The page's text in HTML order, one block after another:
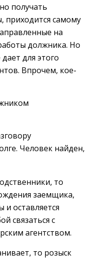
получать
приходится самому
на
должника. Но
для этого
Впрочем, кое-
Человек найден,
то
заемщика,
оставляется
связаться с
агентством.
то розыск